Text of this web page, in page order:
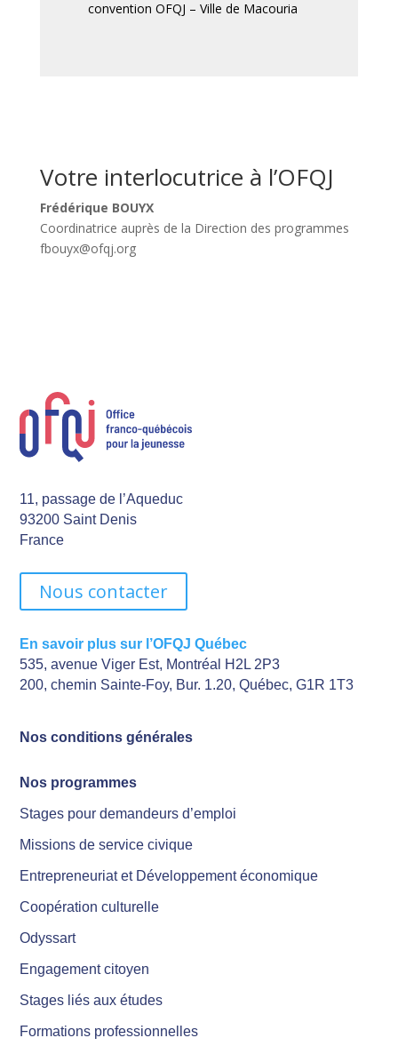
convention OFQJ – Ville de Macouria
Votre interlocutrice à l’OFQJ
Frédérique BOUYX
Coordinatrice auprès de la Direction des programmes
fbouyx@ofqj.org
11, passage de l’Aqueduc
93200 Saint Denis
France
Nous contacter
En savoir plus sur l’OFQJ Québec
535, avenue Viger Est, Montréal H2L 2P3
200, chemin Sainte-Foy, Bur. 1.20, Québec, G1R 1T3
Nos conditions générales
Nos programmes
Stages pour demandeurs d’emploi
Missions de service civique
Entrepreneuriat et Développement économique
Coopération culturelle
Odyssart
Engagement citoyen
Stages liés aux études
Formations professionnelles